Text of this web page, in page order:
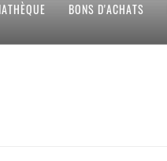
BONS D'ACHATS